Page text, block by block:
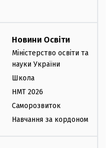
Новини Освіти
Міністерство освіти та
науки України
Школа
НМТ 2026
Саморозвиток
Навчання за кордоном